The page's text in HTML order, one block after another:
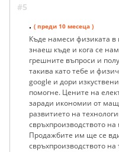
#5
. ( преди 10 месеца )
Къде намеси физиката
знаеш къде и кога се
грешните въпроси и
такива като тебе и
google и дори
помогне. Цените на
заради икономии от
развитието на
свръхпроизводството
Продажбите им ще се
свръхпроизводството на